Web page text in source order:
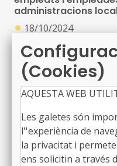
administracions
● 18/10/2024
Resolució PRE/3705/
qual s'obre la
publicada al DOGC
2024
Festes laborals per a
18/10/2024
Resolució de 15
General de Treball,
(Cookies)
AQUESTA WEB
Les galetes són
l''experiència de
la privacitat i
ens solicitin a través